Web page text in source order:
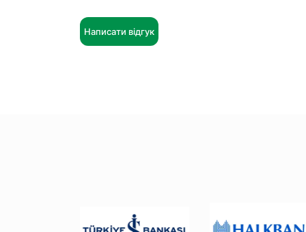
Написати відгук